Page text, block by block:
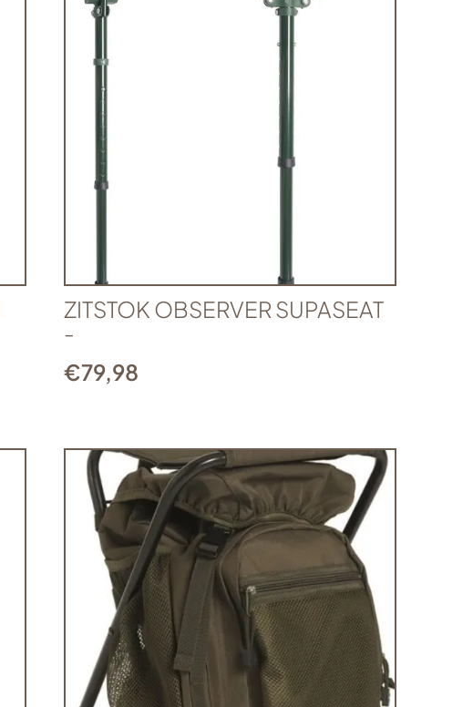
ZITSTOK OBSERVER SUPASEAT
-
€79,98